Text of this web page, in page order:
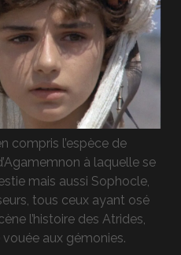
compris l’espèce de
à laquelle se
mais aussi Sophocle,
tous ceux ayant osé
l’histoire des Atrides,
aux gémonies.